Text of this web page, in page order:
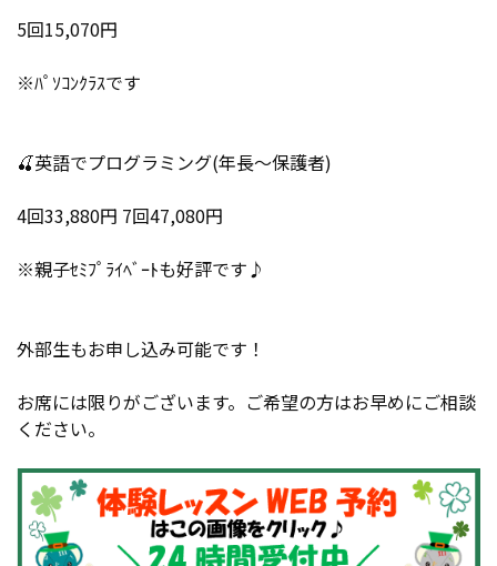
5回15,070円
※ﾊﾟｿｺﾝｸﾗｽです
🍒英語でプログラミング(年長～保護者)
4回33,880円 7回47,080円
※親子ｾﾐﾌﾟﾗｲﾍﾞｰﾄも好評です♪
外部生もお申し込み可能です！
お席には限りがございます。ご希望の方はお早めにご相談
ください。